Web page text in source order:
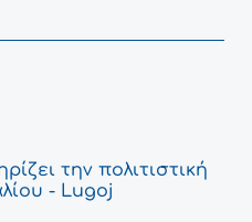
την πολιτιστική
- Lugoj